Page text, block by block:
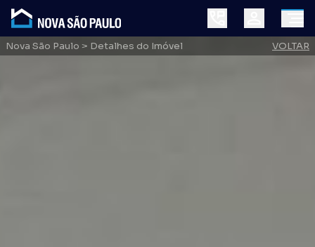
Nova São Paulo > Detalhes do Imóvel VOLTAR